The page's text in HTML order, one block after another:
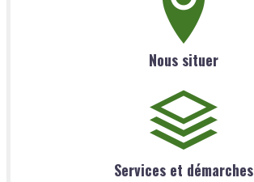
Nous situer
Services et démarches